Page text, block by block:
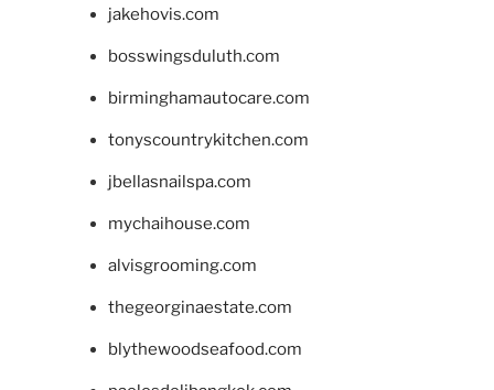
jakehovis.com
bosswingsduluth.com
birminghamautocare.com
tonyscountrykitchen.com
jbellasnailspa.com
mychaihouse.com
alvisgrooming.com
thegeorginaestate.com
blythewoodseafood.com